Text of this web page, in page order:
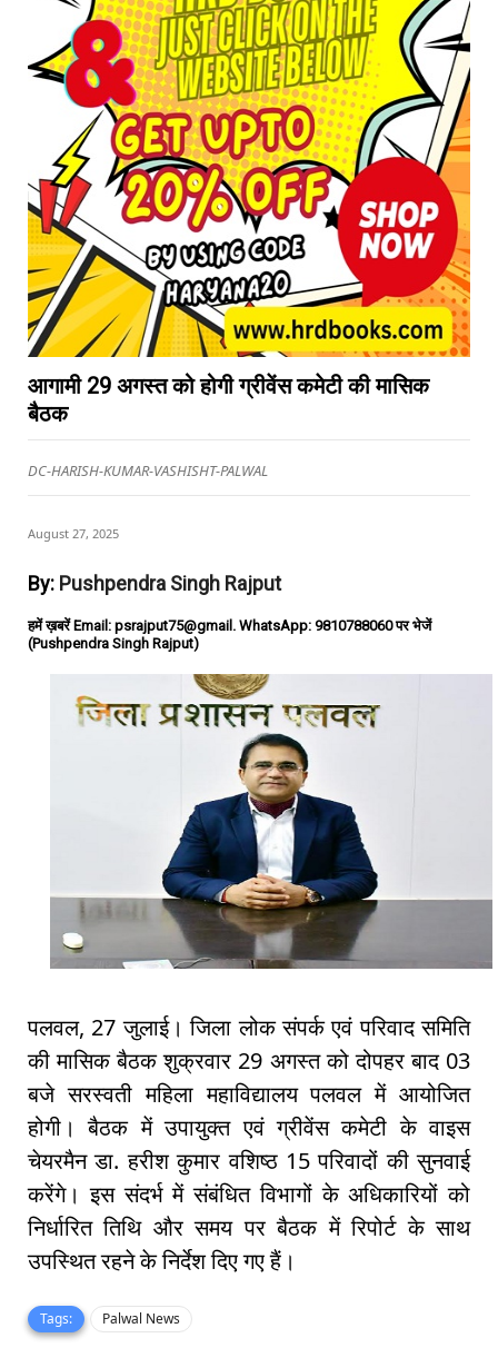
आगामी 29 अगस्त को होगी ग्रीवेंस कमेटी की मासिक
बैठक
DC-HARISH-KUMAR-VASHISHT-PALWAL
August 27, 2025
By: Pushpendra Singh Rajput
हमें ख़बरें Email: psrajput75@gmail. WhatsApp: 9810788060 पर भेजें
(Pushpendra Singh Rajput)
पलवल, 27 जुलाई। जिला लोक संपर्क एवं परिवाद समिति
की मासिक बैठक शुक्रवार 29 अगस्त को दोपहर बाद 03
बजे सरस्वती महिला महाविद्यालय पलवल में आयोजित
होगी। बैठक में उपायुक्त एवं ग्रीवेंस कमेटी के वाइस
चेयरमैन डा. हरीश कुमार वशिष्ठ 15 परिवादों की सुनवाई
करेंगे। इस संदर्भ में संबंधित विभागों के अधिकारियों को
निर्धारित तिथि और समय पर बैठक में रिपोर्ट के साथ
उपस्थित रहने के निर्देश दिए गए हैं।
Tags: Palwal News